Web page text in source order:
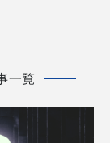
一覧